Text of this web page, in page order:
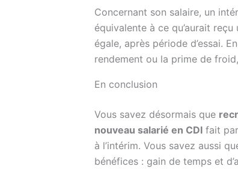
Concernant son salaire, un
équivalente à ce qu’aurait
égale, après période d’essai.
rendement ou la prime de
En conclusion
Vous savez désormais que
nouveau salarié en CDI fait
à l’intérim. Vous savez aussi
bénéfices : gain de temps et